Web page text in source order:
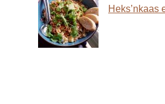
Heks’nkaas